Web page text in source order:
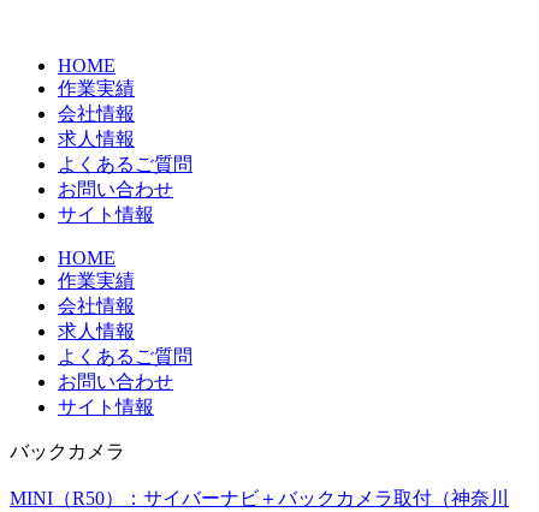
HOME
作業実績
会社情報
求人情報
よくあるご質問
お問い合わせ
サイト情報
HOME
作業実績
会社情報
求人情報
よくあるご質問
お問い合わせ
サイト情報
バックカメラ
MINI（R50）：サイバーナビ＋バックカメラ取付（神奈川